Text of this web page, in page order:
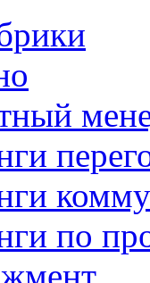
по